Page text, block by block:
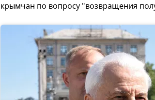
крымчан по вопросу "возвращения